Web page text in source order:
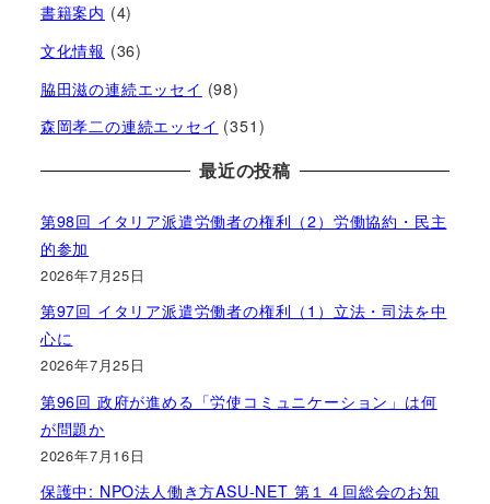
書籍案内 (4)
文化情報 (36)
脇田滋の連続エッセイ (98)
森岡孝二の連続エッセイ (351)
最近の投稿
第98回 イタリア派遣労働者の権利（2）労働協約・民主
的参加
2026年7月25日
第97回 イタリア派遣労働者の権利（1）立法・司法を中
心に
2026年7月25日
第96回 政府が進める「労使コミュニケーション」は何
が問題か
2026年7月16日
保護中: NPO法人働き方ASU-NET 第１４回総会のお知